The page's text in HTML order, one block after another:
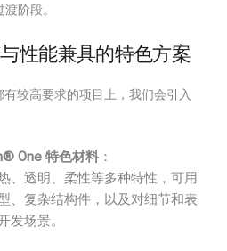
阶段。
性能兼具的特色方案
较高要求的项目上，我们会引入
One 特色材料 ：
、透明、柔性等多种特性，可用
、复杂结构件，以及对细节和表
发场景。